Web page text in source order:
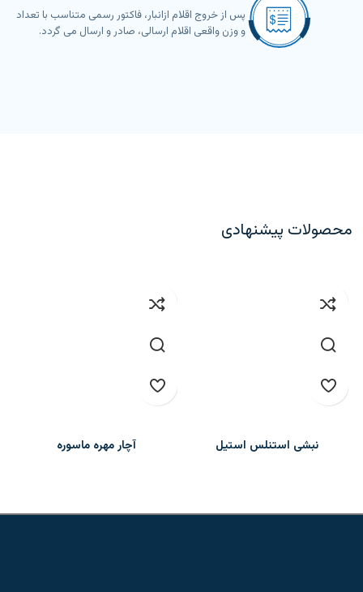
پس از خروج اقلام ازانبار، فاکتور رسمی متناسب با تعداد
و وزن واقعی اقلام ارسالی، صادر و ارسال می گردد.
محصولات پیشنهادی
نبشی استنلس استیل
آچار مهره ماسوره